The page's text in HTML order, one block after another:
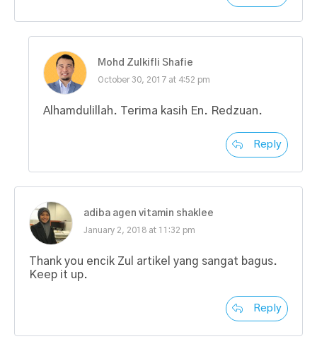
Mohd Zulkifli Shafie
October 30, 2017 at 4:52 pm
Alhamdulillah. Terima kasih En. Redzuan.
Reply
adiba agen vitamin shaklee
January 2, 2018 at 11:32 pm
Thank you encik Zul artikel yang sangat bagus.
Keep it up.
Reply